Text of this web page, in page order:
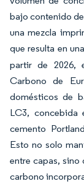
bajo contenido
una mezcla
que resulta en
partir de 2026,
Carbono de
domésticos de
LC3, concebida
cemento
Esto no solo
entre capas, sino
carbono